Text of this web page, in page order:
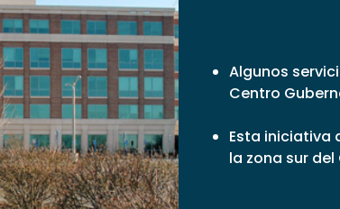
Algunos
Centro
Esta iniciativa
la zona sur